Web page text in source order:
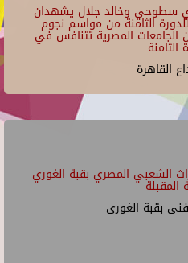
سطوحي وخالد جلال يشهدان
الثامنة من مواسم نجوم
130 عرضًا من الجامعات المصرية تتنافس في
الثامنة
القاهرة
الشعبي المصري بقبة الغوري
المقبلة
بقبة الغورى